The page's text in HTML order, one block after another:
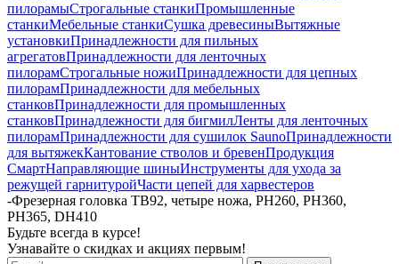
пилорамыСтрогальные станкиПромышленные
станкиМебельные станкиСушка древесиныВытяжные
установкиПринадлежности для пильных
агрегатовПринадлежности для ленточных
пилорамСтрогальные ножиПринадлежности для цепных
пилорамПринадлежности для мебельных
станковПринадлежности для промышленных
станковПринадлежности для бигмилЛенты для ленточных
пилорамПринадлежности для сушилок SaunoПринадлежности
для вытяжекКантование стволов и бревенПродукция
СмартНаправляющие шиныИнструменты для ухода за
режущей гарнитуройЧасти цепей для харвестеров
-Фрезерная головка TB92, четыре ножа, PH260, PH360,
PH365, DH410
Будьте всегда в курсе!
Узнавайте о скидках и акциях первым!